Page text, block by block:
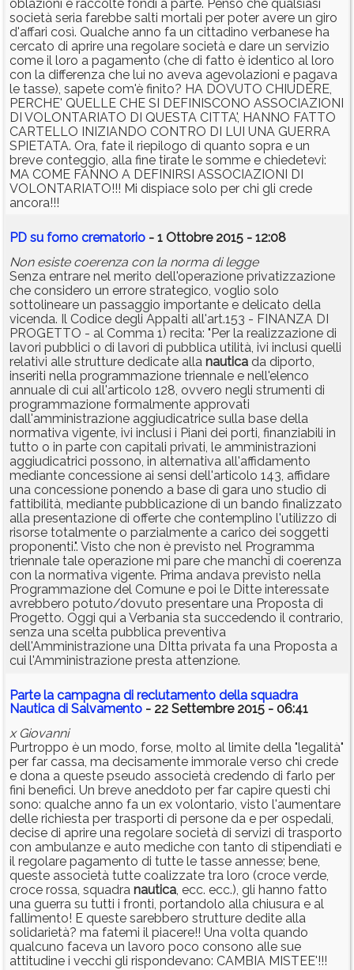
oblazioni e raccolte fondi a parte. Penso che qualsiasi
società seria farebbe salti mortali per poter avere un giro
d'affari così. Qualche anno fa un cittadino verbanese ha
cercato di aprire una regolare società e dare un servizio
come il loro a pagamento (che di fatto è identico al loro
con la differenza che lui no aveva agevolazioni e pagava
le tasse), sapete com'è finito? HA DOVUTO CHIUDERE,
PERCHE' QUELLE CHE SI DEFINISCONO ASSOCIAZIONI
DI VOLONTARIATO DI QUESTA CITTA', HANNO FATTO
CARTELLO INIZIANDO CONTRO DI LUI UNA GUERRA
SPIETATA. Ora, fate il riepilogo di quanto sopra e un
breve conteggio, alla fine tirate le somme e chiedetevi:
MA COME FANNO A DEFINIRSI ASSOCIAZIONI DI
VOLONTARIATO!!! Mi dispiace solo per chi gli crede
ancora!!!
PD su forno crematorio - 1 Ottobre 2015 - 12:08
Non esiste coerenza con la norma di legge
Senza entrare nel merito dell'operazione privatizzazione
che considero un errore strategico, voglio solo
sottolineare un passaggio importante e delicato della
vicenda. Il Codice degli Appalti all'art.153 - FINANZA DI
PROGETTO - al Comma 1) recita: "Per la realizzazione di
lavori pubblici o di lavori di pubblica utilità, ivi inclusi quelli
relativi alle strutture dedicate alla nautica da diporto,
inseriti nella programmazione triennale e nell'elenco
annuale di cui all'articolo 128, ovvero negli strumenti di
programmazione formalmente approvati
dall'amministrazione aggiudicatrice sulla base della
normativa vigente, ivi inclusi i Piani dei porti, finanziabili in
tutto o in parte con capitali privati, le amministrazioni
aggiudicatrici possono, in alternativa all'affidamento
mediante concessione ai sensi dell'articolo 143, affidare
una concessione ponendo a base di gara uno studio di
fattibilità, mediante pubblicazione di un bando finalizzato
alla presentazione di offerte che contemplino l'utilizzo di
risorse totalmente o parzialmente a carico dei soggetti
proponenti.". Visto che non è previsto nel Programma
triennale tale operazione mi pare che manchi di coerenza
con la normativa vigente. Prima andava previsto nella
Programmazione del Comune e poi le Ditte interessate
avrebbero potuto/dovuto presentare una Proposta di
Progetto. Oggi qui a Verbania sta succedendo il contrario,
senza una scelta pubblica preventiva
dell'Amministrazione una DItta privata fa una Proposta a
cui l'Amministrazione presta attenzione.
Parte la campagna di reclutamento della squadra
Nautica di Salvamento - 22 Settembre 2015 - 06:41
x Giovanni
Purtroppo è un modo, forse, molto al limite della "legalità"
per far cassa, ma decisamente immorale verso chi crede
e dona a queste pseudo associetà credendo di farlo per
fini benefici. Un breve aneddoto per far capire questi chi
sono: qualche anno fa un ex volontario, visto l'aumentare
delle richiesta per trasporti di persone da e per ospedali,
decise di aprire una regolare società di servizi di trasporto
con ambulanze e auto mediche con tanto di stipendiati e
il regolare pagamento di tutte le tasse annesse; bene,
queste associetà tutte coalizzate tra loro (croce verde,
croce rossa, squadra nautica, ecc. ecc.), gli hanno fatto
una guerra su tutti i fronti, portandolo alla chiusura e al
fallimento! E queste sarebbero strutture dedite alla
solidarietà? ma fatemi il piacere!! Una volta quando
qualcuno faceva un lavoro poco consono alle sue
attitudine i vecchi gli rispondevano: CAMBIA MISTEE'!!!